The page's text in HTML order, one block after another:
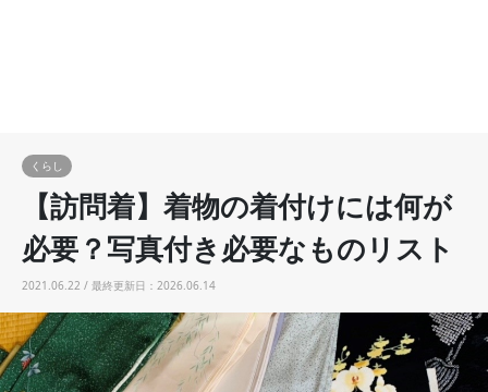
くらし
【訪問着】着物の着付けには何が
必要？写真付き必要なものリスト
2021.06.22 / 最終更新日：2026.06.14